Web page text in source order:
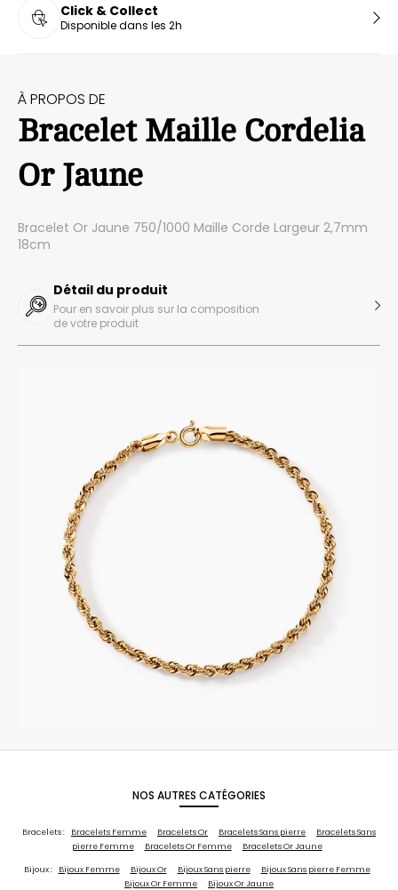
Click & Collect
Disponible dans les 2h
À PROPOS DE
Bracelet Maille Cordelia
Or Jaune
Bracelet Or Jaune 750/1000 Maille Corde Largeur 2,7mm
18cm
Détail du produit
Pour en savoir plus sur la composition
de votre produit
NOS AUTRES CATÉGORIES
Bracelets : Bracelets Femme Bracelets Or Bracelets Sans pierre
Bracelets Sans
pierre Femme
Bracelets Or Femme Bracelets Or Jaune
Bijoux : Bijoux Femme Bijoux Or Bijoux Sans pierre
Bijoux Sans pierre Femme
Bijoux Or Femme
Bijoux Or Jaune